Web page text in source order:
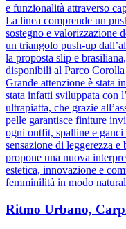
e funzionalità attraverso
La linea comprende un
sostegno e valorizzazione
un triangolo push-up
la proposta slip e
disponibili al Parco Corolla
Grande attenzione è stata
stata infatti sviluppata con
ultrapiatta, che grazie
pelle garantisce finiture
ogni outfit, spalline e
sensazione di leggerezza
propone una nuova
estetica, innovazione e
femminilità in modo
Ritmo Urbano,